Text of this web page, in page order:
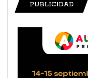
PUBLICIDAD